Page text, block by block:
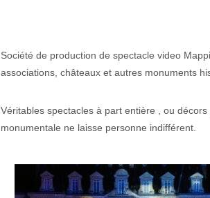
Société de production de spectacle video
associations, châteaux et autres monuments
Véritables spectacles à part entière , ou
monumentale ne laisse personne indifférent.